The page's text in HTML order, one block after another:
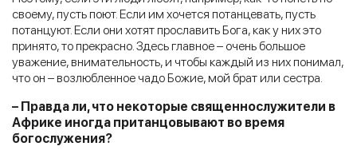
своему, пусть поют. Если им хочется потанцевать, пусть
потанцуют. Если они хотят прославить Бога, как у них это
принято, то прекрасно. Здесь главное – очень большое
уважение, внимательность, и чтобы каждый из них понимал,
что он – возлюбленное чадо Божие, мой брат или сестра.
– Правда ли, что некоторые священнослужители в
Африке иногда пританцовывают во время
богослужения?